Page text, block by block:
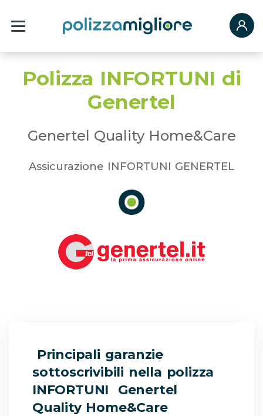
Polizza INFORTUNI di
Genertel
Genertel Quality Home&Care
Assicurazione INFORTUNI GENERTEL
Principali garanzie
sottoscrivibili nella polizza
INFORTUNI Genertel
Quality Home&Care